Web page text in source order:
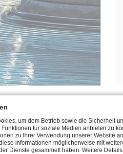
um dem Betrieb sowie die Sicherheit
für soziale Medien anbieten zu
zu Ihrer Verwendung unserer Website
Informationen möglicherweise mit
Dienste gesammelt haben. Weitere